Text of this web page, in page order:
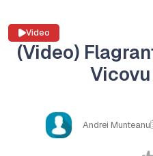
Video
(Video)
Andrei Munteanu